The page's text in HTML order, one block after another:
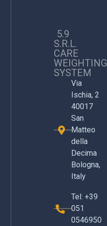
5.9
S.R.L.
CARE
WEIGHTING
SYSTEM
Via
Ischia, 2
40017
San
Matteo
della
Decima
Bologna,
Italy
Tel: +39
051
0546950